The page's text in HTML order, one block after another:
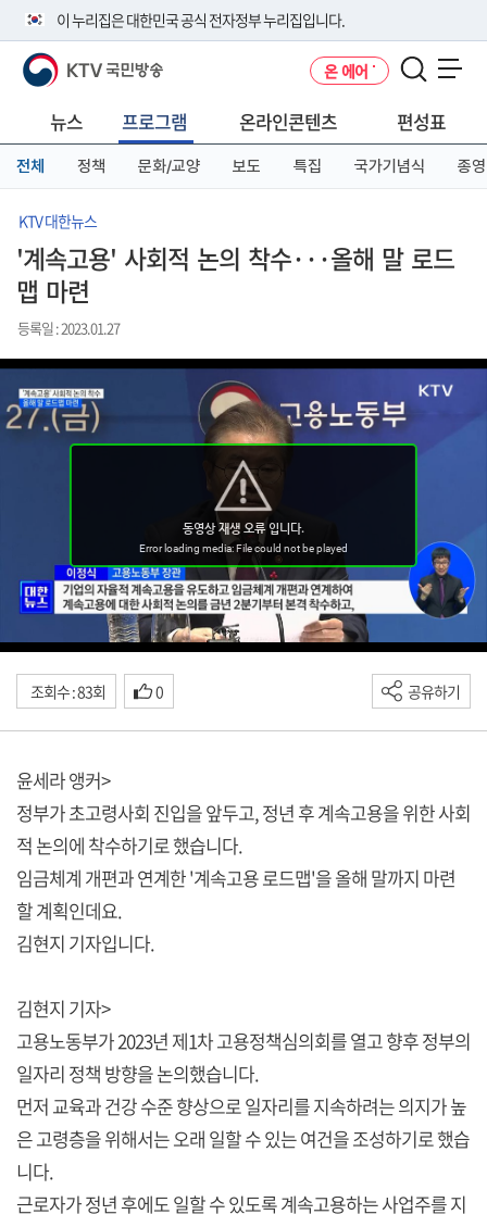
이 누리집은 대한민국 공식 전자정부 누리집입니다.
공식 누리집 주소 확인하기
니다.
이밖에 or.kr 또는 .kr등 다른 도메인 주소를 사용하고 있다면 아래 URL에
서 도메인 주소를 확인해 보세요
KTV 국민방송 온 에어
뉴스 프로그램 온라인콘텐츠 편성표
전체 정책 문화/교양 보도 특집 국가기념식 종영
KTV 대한뉴스
'계속고용' 사회적 논의 착수···올해 말 로드
맵 마련
등록일 : 2023.01.27
조회수 : 83회 0 공유하기
윤세라 앵커>
정부가 초고령사회 진입을 앞두고, 정년 후 계속고용을 위한 사회
적 논의에 착수하기로 했습니다.
임금체계 개편과 연계한 '계속고용 로드맵'을 올해 말까지 마련
할 계획인데요.
김현지 기자입니다.
김현지 기자>
고용노동부가 2023년 제1차 고용정책심의회를 열고 향후 정부의
일자리 정책 방향을 논의했습니다.
먼저 교육과 건강 수준 향상으로 일자리를 지속하려는 의지가 높
은 고령층을 위해서는 오래 일할 수 있는 여건을 조성하기로 했습
니다.
근로자가 정년 후에도 일할 수 있도록 계속고용하는 사업주를 지